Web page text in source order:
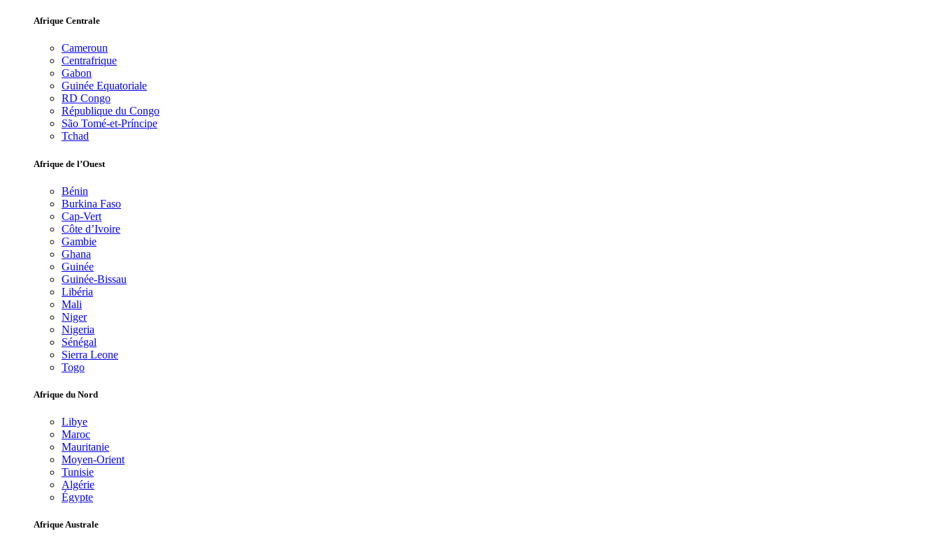
Afrique Centrale
Cameroun
Centrafrique
Gabon
Guinée Equatoriale
RD Congo
République du Congo
São Tomé-et-Príncipe
Tchad
Afrique de l’Ouest
Bénin
Burkina Faso
Cap-Vert
Côte d’Ivoire
Gambie
Ghana
Guinée
Guinée-Bissau
Libéria
Mali
Niger
Nigeria
Sénégal
Sierra Leone
Togo
Afrique du Nord
Libye
Maroc
Mauritanie
Moyen-Orient
Tunisie
Algérie
Égypte
Afrique Australe